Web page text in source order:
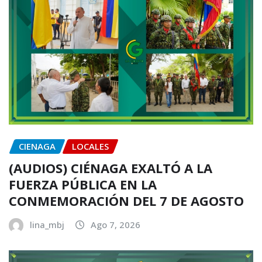
CIENAGA LOCALES
(AUDIOS) CIÉNAGA EXALTÓ A LA
FUERZA PÚBLICA EN LA
CONMEMORACIÓN DEL 7 DE AGOSTO
lina_mbj Ago 7, 2026